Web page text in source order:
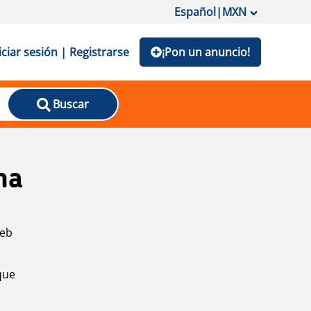
Español|MXN
sesión | Registrarse ¡Pon un anuncio!
Buscar